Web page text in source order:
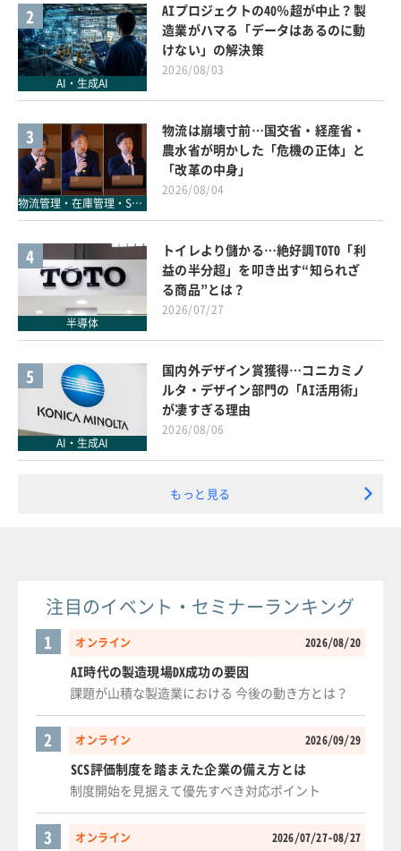
2
AI・生成AI
AIプロジェクトの40％超が中止？製
造業がハマる「データはあるのに動
けない」の解決策
2026/08/03
3
物流管理・在庫管理・SCM
物流は崩壊寸前…国交省・経産省・
農水省が明かした「危機の正体」と
「改革の中身」
2026/08/04
4
半導体
トイレより儲かる…絶好調TOTO「利
益の半分超」を叩き出す“知られざ
る商品”とは？
2026/07/27
5
AI・生成AI
国内外デザイン賞獲得…コニカミノ
ルタ・デザイン部門の「AI活用術」
が凄すぎる理由
2026/08/06
もっと見る
注目のイベント・セミナーランキング
オンライン 2026/08/20
1
AI時代の製造現場DX成功の要因
課題が山積な製造業における 今後の動き方とは？
オンライン 2026/09/29
2
SCS評価制度を踏まえた企業の備え方とは
制度開始を見据えて優先すべき対応ポイント
オンライン 2026/07/27-08/27
3